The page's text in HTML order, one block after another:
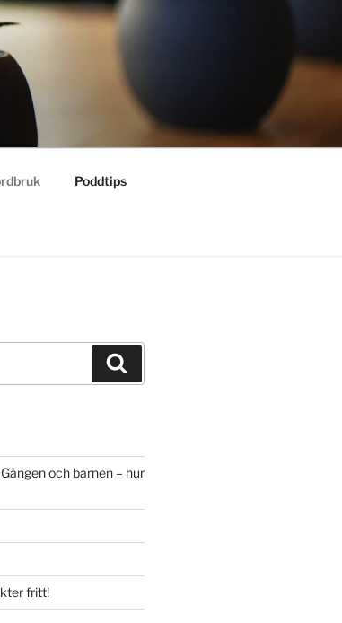
Poddtips
och barnen – hur
fritt!